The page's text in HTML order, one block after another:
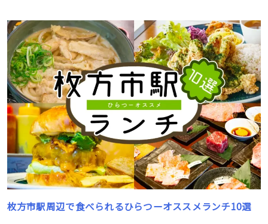
枚方市駅周辺で食べられるひらつーオススメランチ10選